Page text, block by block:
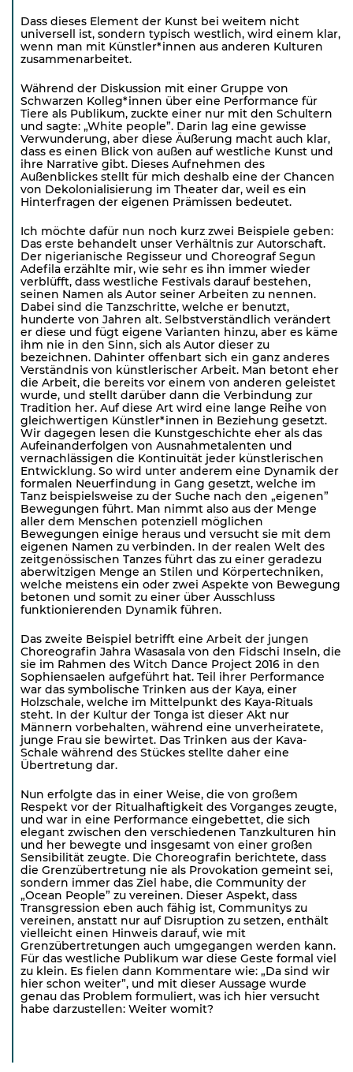
Dass dieses Element der Kunst bei weitem nicht
universell ist, sondern typisch westlich, wird einem klar,
wenn man mit Künstler*innen aus anderen Kulturen
zusammenarbeitet.
Während der Diskussion mit einer Gruppe von
Schwarzen Kolleg*innen über eine Performance für
Tiere als Publikum, zuckte einer nur mit den Schultern
und sagte: „White people”. Darin lag eine gewisse
Verwunderung, aber diese Äußerung macht auch klar,
dass es einen Blick von außen auf westliche Kunst und
ihre Narrative gibt. Dieses Aufnehmen des
Außenblickes stellt für mich deshalb eine der Chancen
von Dekolonialisierung im Theater dar, weil es ein
Hinterfragen der eigenen Prämissen bedeutet.
Ich möchte dafür nun noch kurz zwei Beispiele geben:
Das erste behandelt unser Verhältnis zur Autorschaft.
Der nigerianische Regisseur und Choreograf Segun
Adefila erzählte mir, wie sehr es ihn immer wieder
verblüfft, dass westliche Festivals darauf bestehen,
seinen Namen als Autor seiner Arbeiten zu nennen.
Dabei sind die Tanzschritte, welche er benutzt,
hunderte von Jahren alt. Selbstverständlich verändert
er diese und fügt eigene Varianten hinzu, aber es käme
ihm nie in den Sinn, sich als Autor dieser zu
bezeichnen. Dahinter offenbart sich ein ganz anderes
Verständnis von künstlerischer Arbeit. Man betont eher
die Arbeit, die bereits vor einem von anderen geleistet
wurde, und stellt darüber dann die Verbindung zur
Tradition her. Auf diese Art wird eine lange Reihe von
gleichwertigen Künstler*innen in Beziehung gesetzt.
Wir dagegen lesen die Kunstgeschichte eher als das
Aufeinanderfolgen von Ausnahmetalenten und
vernachlässigen die Kontinuität jeder künstlerischen
Entwicklung. So wird unter anderem eine Dynamik der
formalen Neuerfindung in Gang gesetzt, welche im
Tanz beispielsweise zu der Suche nach den „eigenen”
Bewegungen führt. Man nimmt also aus der Menge
aller dem Menschen potenziell möglichen
Bewegungen einige heraus und versucht sie mit dem
eigenen Namen zu verbinden. In der realen Welt des
zeitgenössischen Tanzes führt das zu einer geradezu
aberwitzigen Menge an Stilen und Körpertechniken,
welche meistens ein oder zwei Aspekte von Bewegung
betonen und somit zu einer über Ausschluss
funktionierenden Dynamik führen.
Das zweite Beispiel betrifft eine Arbeit der jungen
Choreografin Jahra Wasasala von den Fidschi Inseln, die
sie im Rahmen des Witch Dance Project 2016 in den
Sophiensaelen aufgeführt hat. Teil ihrer Performance
war das symbolische Trinken aus der Kaya, einer
Holzschale, welche im Mittelpunkt des Kaya-Rituals
steht. In der Kultur der Tonga ist dieser Akt nur
Männern vorbehalten, während eine unverheiratete,
junge Frau sie bewirtet. Das Trinken aus der Kava-
Schale während des Stückes stellte daher eine
Übertretung dar.
Nun erfolgte das in einer Weise, die von großem
Respekt vor der Ritualhaftigkeit des Vorganges zeugte,
und war in eine Performance eingebettet, die sich
elegant zwischen den verschiedenen Tanzkulturen hin
und her bewegte und insgesamt von einer großen
Sensibilität zeugte. Die Choreografin berichtete, dass
die Grenzübertretung nie als Provokation gemeint sei,
sondern immer das Ziel habe, die Community der
„Ocean People” zu vereinen. Dieser Aspekt, dass
Transgression eben auch fähig ist, Communitys zu
vereinen, anstatt nur auf Disruption zu setzen, enthält
vielleicht einen Hinweis darauf, wie mit
Grenzübertretungen auch umgegangen werden kann.
Für das westliche Publikum war diese Geste formal viel
zu klein. Es fielen dann Kommentare wie: „Da sind wir
hier schon weiter”, und mit dieser Aussage wurde
genau das Problem formuliert, was ich hier versucht
habe darzustellen: Weiter womit?